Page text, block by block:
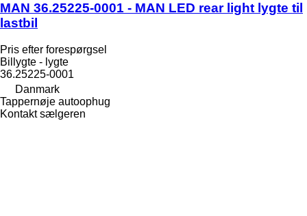
MAN 36.25225-0001 - MAN LED rear light lygte til
lastbil
Pris efter forespørgsel
Billygte - lygte
36.25225-0001
Danmark
Tappernøje autoophug
Kontakt sælgeren